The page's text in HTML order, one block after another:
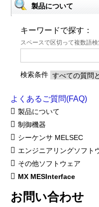
製品について
キーワードで探す：
スペースで区切って複数語
検索条件
よくあるご質問(FAQ)
製品について
制御機器
シーケンサ MELSEC
エンジニアリングソフト
その他ソフトウェア
MX MESInterface
お問い合わせ